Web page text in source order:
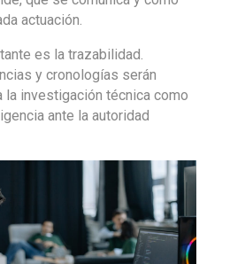
actuación.
es la trazabilidad.
y cronologías serán
la investigación técnica como
ante la autoridad